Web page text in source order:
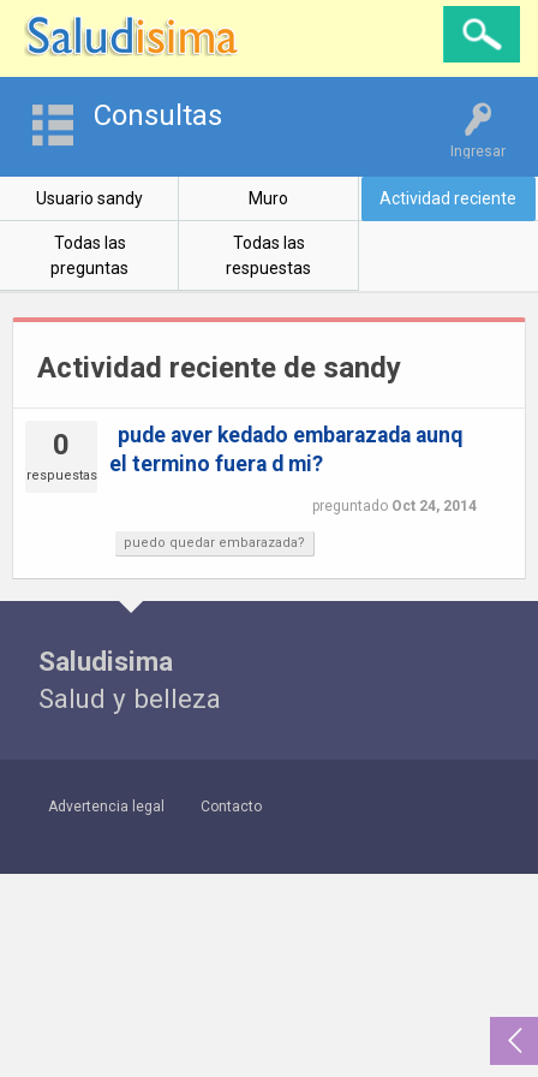
Ingresar
Consultas
Usuario sandy Muro Actividad reciente
Todas las
preguntas
Todas las
respuestas
Actividad reciente de sandy
0
respuestas
pude aver kedado embarazada aunq
el termino fuera d mi?
preguntado Oct 24, 2014
puedo quedar embarazada?
Saludisima
Salud y belleza
Advertencia legal Contacto